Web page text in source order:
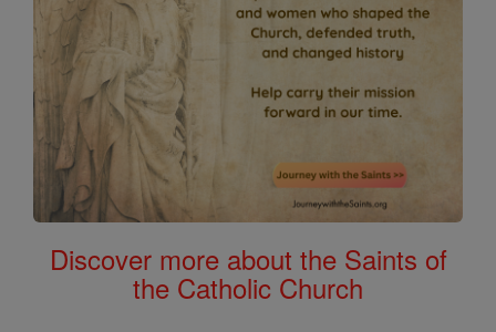
Discover more about the Saints of
the Catholic Church